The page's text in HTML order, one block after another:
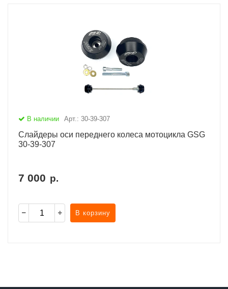
В наличии Арт.: 30-39-307
Слайдеры оси переднего колеса мотоцикла GSG
30-39-307
7 000 р.
В корзину